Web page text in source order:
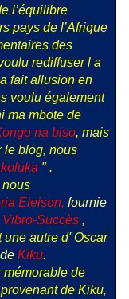
l’équilibre
pays de l’Afrique
des
rediffuser l a
fait allusion en
voulu également
ma mbote de
na biso, mais
le blog, nous
" .
nous
Eleison, fournie
Vibro-Succès,
autre d' Oscar
Kiku.
de
provenant de Kiku,